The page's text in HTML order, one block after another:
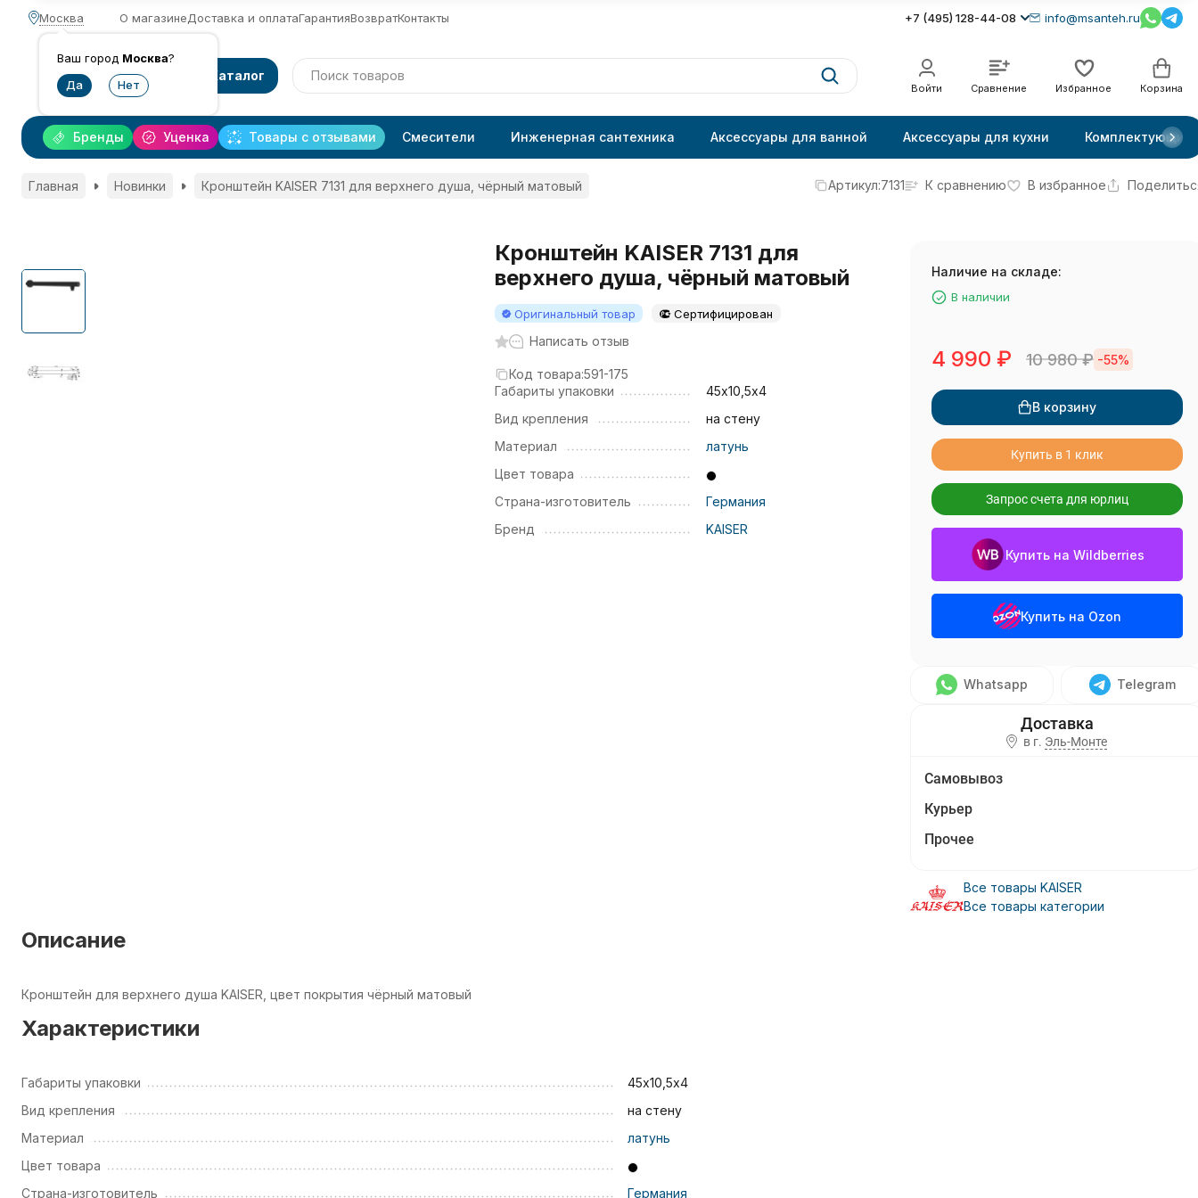
Москва
Ваш город Москва?
О магазинеДоставка и оплатаГарантияВозвратКонтакты +7 (495) 128-44-08 info@msanteh.ru
Каталог
Войти Сравнение Избранное Корзина
Уценка Товары с отзывами
Бренды Смесители Инженерная сантехника Аксессуары для ванной Аксессуары для кухни Комплектующие
Главная Новинки Кронштейн KAISER 7131 для верхнего душа, чёрный матовый Артикул:7131 К сравнению В избранное
Кронштейн KAISER 7131 для
верхнего душа, чёрный матовый
Оригинальный товар Сертифицирован
Написать отзыв
Код товара:591-175
Габариты упаковки
45х10,5х4
Вид крепления
на стену
Материал
латунь
Цвет товара
Страна-изготовитель
Германия
Бренд
KAISER
Наличие на складе:
В наличии
4 990 ₽ 10 980₽ -55%
В корзину
Купить в 1 клик
Запрос счета для юрлиц
Купить на Wildberries
Купить на Ozon
Whatsapp Telegram
в г. Эль-Монте
Самовывоз
Курьер
Прочее
Все товары KAISER
Все товары категории
Описание
Кронштейн для верхнего душа KAISER, цвет покрытия чёрный матовый
Характеристики
Габариты упаковки
45х10,5х4
Вид крепления
на стену
Материал
латунь
Цвет товара
Страна-изготовитель
Германия